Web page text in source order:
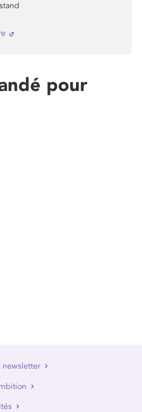
pour
newsletter